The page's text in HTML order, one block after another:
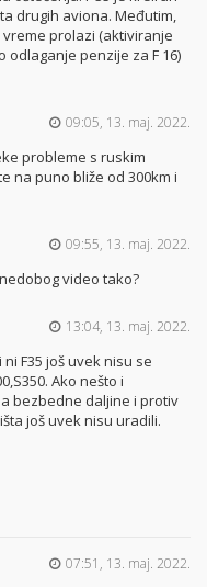
drugih aviona. Međutim,
prolazi (aktiviranje
odlaganje penzije za F 16)
09:05, 13. maj. 2022.
probleme s ruskim
na puno bliže od 300km i
09:55, 13. maj. 2022.
video tako?
13:04, 13. maj. 2022.
F35 još uvek nisu se
Ako nešto i
bezbedne daljine i protiv
još uvek nisu uradili.
07:51, 13. maj. 2022.